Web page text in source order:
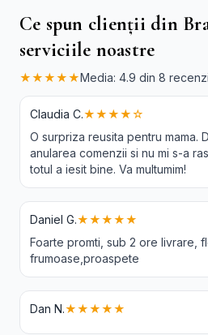
Ce spun clienții din
serviciile noastre
★★★★★Media: 4.9 din 8
Claudia C.★★★★☆
O surpriza reusita pentru mama.
anularea comenzii si nu mi s-a
totul a iesit bine. Va multumim!
Daniel G.★★★★★
Foarte promti, sub 2 ore livrare,
frumoase,proaspete
Dan N.★★★★★